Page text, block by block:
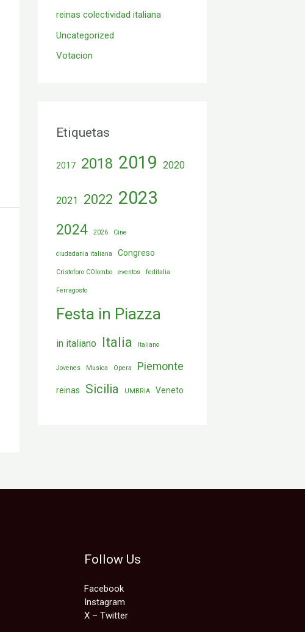
reinas colectividad italiana
Uncategorized
Votacion
Etiquetas
2017 2018 2019 2020
2021 2022 2023
2024 2026 Cine
ciudadania italiana Congreso
Cristoforo COlombo eventos feditalia
Ferragosto
Festa in Piazza
in italiano Italia Italiano
Jovenes Musica Opera Piemonte
reinas Sicilia UMBRIA Veneto
Follow Us
Facebook
Instagram
X – Twitter